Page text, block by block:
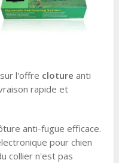
l'offre cloture anti
rapide et
anti-fugue efficace.
pour chien
collier n'est pas